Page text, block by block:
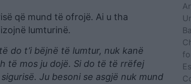
që mund të ofrojë. Ai u tha
lumturinë.
do t’i bëjnë të lumtur, nuk kanë
të mos ju dojë. Si do të të rrëfej
Ju besoni se asgjë nuk mund